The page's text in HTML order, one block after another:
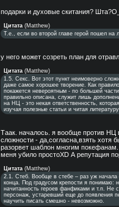
подарки и духовые скитания?
Цитата (Matthew)
Т.е., если во второй главе герой пошел на
у него может созреть план для
Цитата (Matthew)
1.5. Секс. Вот этот пункт неимоверно
даже самое хорошее творение. Как
покажется невероятным - по большей
правильно описана, служит лишь
на НЦ - это некая ответственность,
изучая полезные статьи и читая
Таак. началось. я вообще против НЦ
сложности - да,согласна,взять
разорвет шаблон многим
меня убило простоXD А репутация
Цитата (Matthew)
2.1. Стеб. Вообще в стебе – раз уж начала
конца. Под градусом крепости я понимаю:
начитанность героев фанфиками и т.п. Не
персонаж, устаревший еще до появления
научить писать смешно - невозможно.